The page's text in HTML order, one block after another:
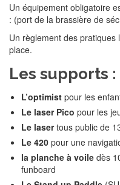
Un équipement obligatoire
: (port de la brassière de
Un règlement des
place.
Les supports :
L’optimist pour les
Le laser Pico pour les
Le lasertous public de
Le 420 pour une
la planche à voile dès
funboard